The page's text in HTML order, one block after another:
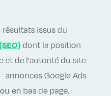
résultats issus du
dont la position
et de l'autorité du site.
: annonces Google Ads
en bas de page,